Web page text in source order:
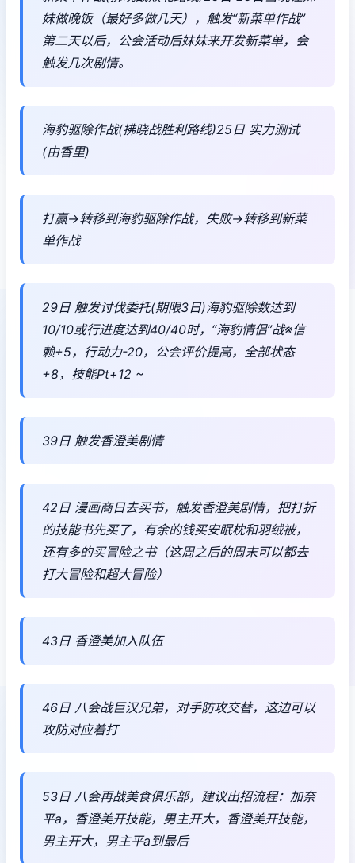
妹做晚饭（最好多做几天），触发“新菜单作战”
第二天以后，公会活动后妹妹来开发新菜单，会
触发几次剧情。
海豹驱除作战(拂晓战胜利路线)25日 实力测试
(由香里)
打赢→转移到海豹驱除作战，失败→转移到新菜
单作战
29日 触发讨伐委托(期限3日)海豹驱除数达到
10/10或行进度达到40/40时，“海豹情侣”战※信
赖+5，行动力-20，公会评价提高，全部状态
+8，技能Pt+12 ~
39日 触发香澄美剧情
42日 漫画商日去买书，触发香澄美剧情，把打折
的技能书先买了，有余的钱买安眠枕和羽绒被，
还有多的买冒险之书（这周之后的周末可以都去
打大冒险和超大冒险）
43日 香澄美加入队伍
46日 八会战巨汉兄弟，对手防攻交替，这边可以
攻防对应着打
53日 八会再战美食俱乐部，建议出招流程：加奈
平a，香澄美开技能，男主开大，香澄美开技能，
男主开大，男主平a到最后